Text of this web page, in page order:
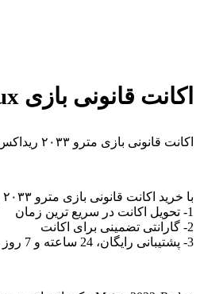
اکانت قانونی بازی Metro 2033 Redux برای Xbox
اکانت قانونی بازی مترو ۲۰۳۳ ریداکس برای ایکس باکس سری ایکس، اس و اکس باکس وان با ظرفیت‌ های مختلف هوم، سوییچ و کامل.
با خرید اکانت قانونی بازی مترو ۲۰۳۳ ریدوکس، شما موارد زیر را دریافت میکنید:
1- تحویل اکانت در سریع‌ ترین زمان
2- گارانتی تضمینی برای اکانت
3- پشتیبانی رایگان، 24 ساعته و 7 روز در هفته